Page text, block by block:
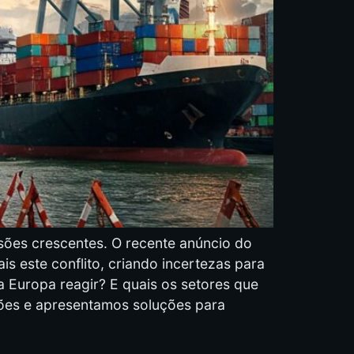
crescentes. O recente anúncio do
este conflito, criando incertezas para
reagir? E quais os setores que
e apresentamos soluções para